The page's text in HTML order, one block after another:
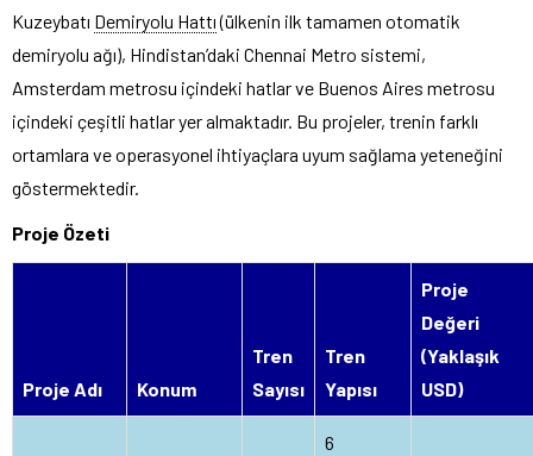
Kuzeybatı Demiryolu Hattı(ülkenin ilk tamamen otomatik
demiryolu ağı), Hindistan’daki Chennai Metro sistemi,
Amsterdam metrosu içindeki hatlar ve Buenos Aires metrosu
içindeki çeşitli hatlar yer almaktadır. Bu projeler, trenin farklı
ortamlara ve operasyonel ihtiyaçlara uyum sağlama yeteneğini
göstermektedir.
Proje Özeti
Proje Adı Konum
Tren
Sayısı
Tren
Yapısı
Proje
Değeri
(Yaklaşık
USD)
6